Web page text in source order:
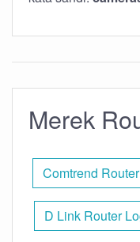
Merek
Comtrend
D Link Router